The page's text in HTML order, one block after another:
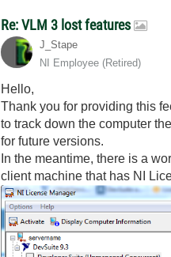
Re: VLM 3 lost features
J_Stape
NI Employee (retired)
Hello,
Thank you for providing this
to track down the computer
for future versions.
In the meantime, there is a
client machine that has NI